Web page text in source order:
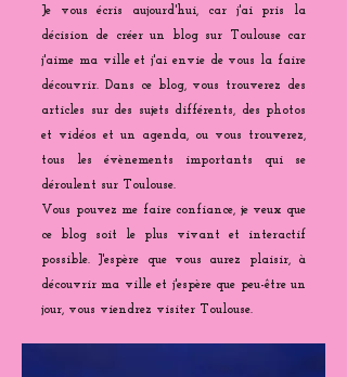
Je vous écris aujourd'hui, car j'ai pris la
décision de créer un blog sur Toulouse car
j'aime ma ville et j'ai envie de vous la faire
découvrir. Dans ce blog, vous trouverez des
articles sur des sujets différents, des photos
et vidéos et un agenda, ou vous trouverez,
tous les évènements importants qui se
déroulent sur Toulouse.
Vous pouvez me faire confiance, je veux que
ce blog soit le plus vivant et interactif
possible. J'espère que vous aurez plaisir, à
découvrir ma ville et j'espère que peu-être un
jour, vous viendrez visiter Toulouse.